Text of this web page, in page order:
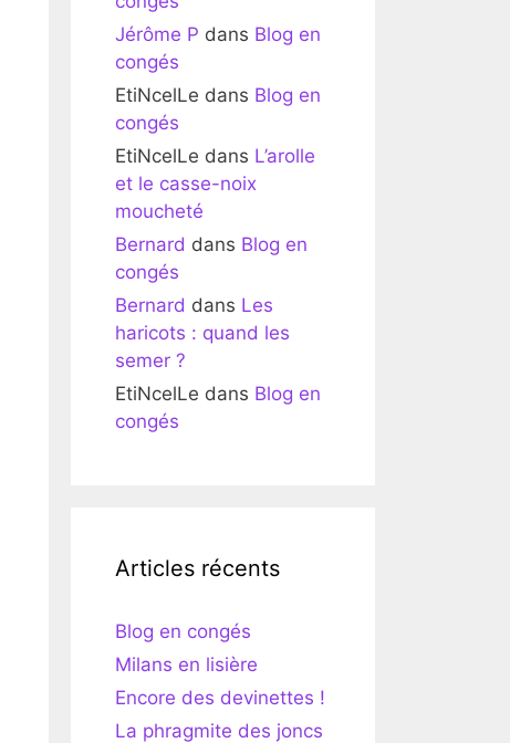
Jérôme P dans Blog en
congés
EtiNcelLe dans Blog en
congés
EtiNcelLe dans L’arolle
et le casse-noix
moucheté
Bernard dans Blog en
congés
Bernard dans Les
haricots : quand les
semer ?
EtiNcelLe dans Blog en
congés
Articles récents
Blog en congés
Milans en lisière
Encore des devinettes !
La phragmite des joncs